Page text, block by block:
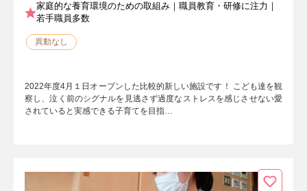
家庭的な養育環境のための取組み｜職員教育・研修に注力｜
若手職員多数
異動なし
2022年度4月１日オープンした比較的新しい施設です！ こども達を観
察し、泣く前のシグナルを見逃さず過度なストレスを感じさせない愛
されていると実感できる子育てを目指…